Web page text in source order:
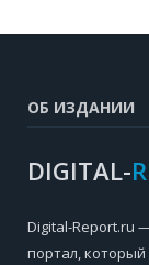
ОБ ИЗДАНИИ
DIGITAL-
Digital-Report.ru
портал,